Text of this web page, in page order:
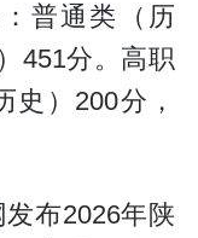
普通类（历
451分。高职
史）200分，
布2026年陕